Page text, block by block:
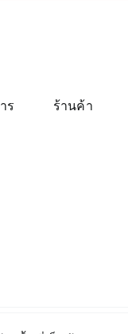
ร ร้านค้า